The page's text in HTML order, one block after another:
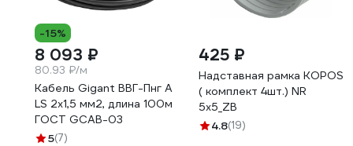
-15%
8 093 ₽
80.93 ₽/м
Кабель Gigant ВВГ-Пнг А
LS 2x1,5 мм2, длина 100м
ГОСТ GCAB-03
5(7)
425 ₽
Надставная рамка KOPOS
( комплект 4шт.) NR
5x5_ZB
4.8(19)